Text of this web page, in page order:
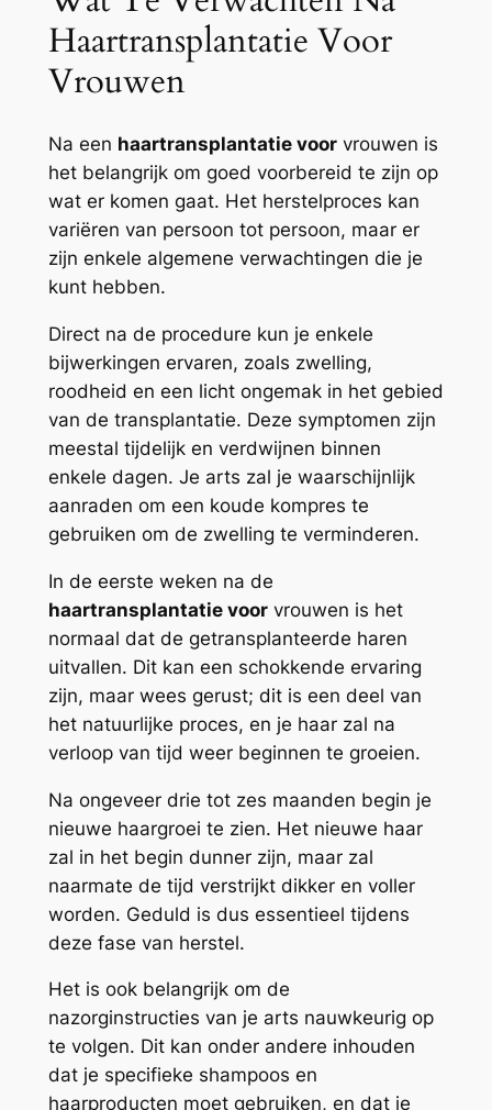
Haartransplantatie Voor
Vrouwen
Na een haartransplantatie voorvrouwen is
het belangrijk om goed voorbereid te zijn op
wat er komen gaat. Het herstelproces kan
variëren van persoon tot persoon, maar er
zijn enkele algemene verwachtingen die je
kunt hebben.
Direct na de procedure kun je enkele
bijwerkingen ervaren, zoals zwelling,
roodheid en een licht ongemak in het gebied
van de transplantatie. Deze symptomen zijn
meestal tijdelijk en verdwijnen binnen
enkele dagen. Je arts zal je waarschijnlijk
aanraden om een koude kompres te
gebruiken om de zwelling te verminderen.
In de eerste weken na de
haartransplantatie voorvrouwen is het
normaal dat de getransplanteerde haren
uitvallen. Dit kan een schokkende ervaring
zijn, maar wees gerust; dit is een deel van
het natuurlijke proces, en je haar zal na
verloop van tijd weer beginnen te groeien.
Na ongeveer drie tot zes maanden begin je
nieuwe haargroei te zien. Het nieuwe haar
zal in het begin dunner zijn, maar zal
naarmate de tijd verstrijkt dikker en voller
worden. Geduld is dus essentieel tijdens
deze fase van herstel.
Het is ook belangrijk om de
nazorginstructies van je arts nauwkeurig op
te volgen. Dit kan onder andere inhouden
dat je specifieke shampoos en
haarproducten moet gebruiken, en dat je